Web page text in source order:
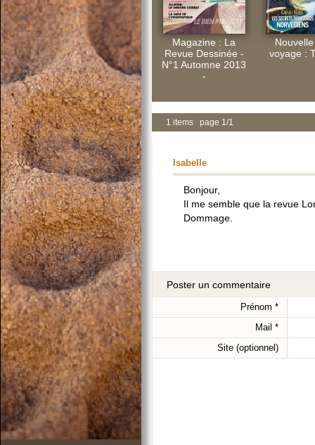
Magazine : La
Revue Dessinée -
N°1 Automne 2013
-
voyage :
1 items page 1/1
Isabelle
Bonjour,
Il me semble que la revue
Dommage.
Poster un commentaire
Prénom *
Mail *
Site (optionnel)